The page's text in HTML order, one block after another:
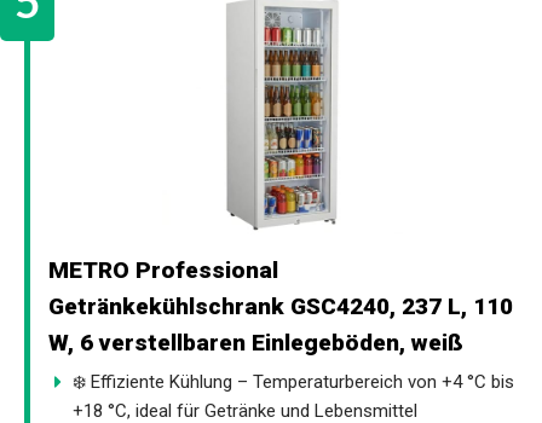
METRO Professional
Getränkekühlschrank GSC4240, 237 L, 110
W, 6 verstellbaren Einlegeböden, weiß
❄️ Effiziente Kühlung – Temperaturbereich von +4 °C bis
+18 °C, ideal für Getränke und Lebensmittel